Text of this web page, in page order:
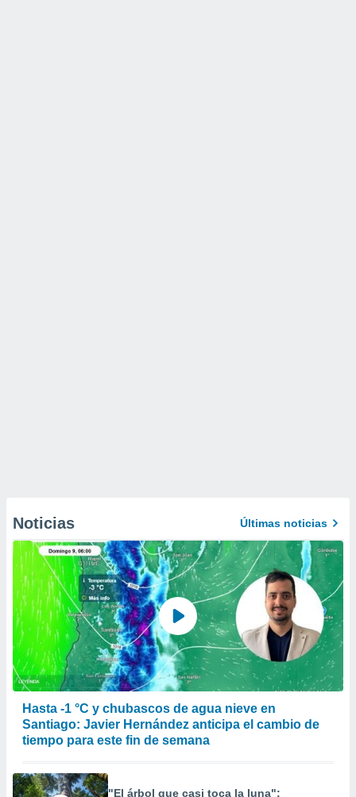
Noticias Últimas noticias
Hasta -1 °C y chubascos de agua nieve en
Santiago: Javier Hernández anticipa el cambio de
tiempo para este fin de semana
"El árbol que casi toca la luna":